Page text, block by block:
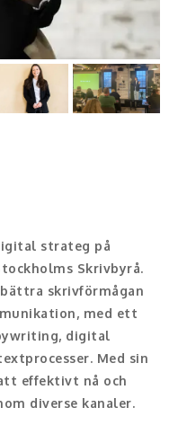
strateg på
Skrivbyrå.
skrivförmågan
med ett
digital
Med sin
effektivt nå och
diverse kanaler.